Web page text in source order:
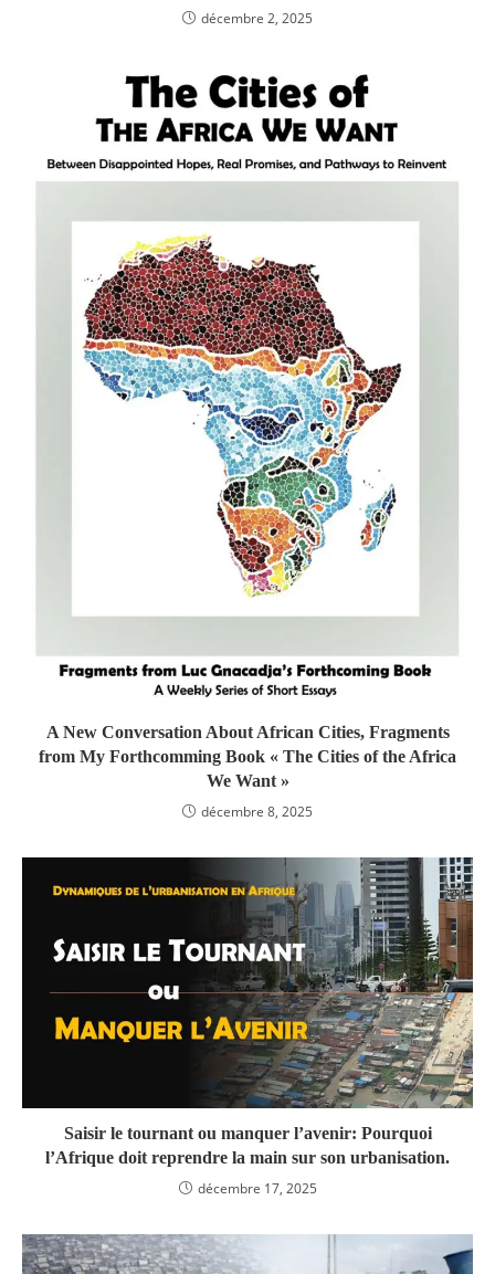
décembre 2, 2025
A New Conversation About African Cities, Fragments
from My Forthcomming Book « The Cities of the Africa
We Want »
décembre 8, 2025
Saisir le tournant ou manquer l’avenir: Pourquoi
l’Afrique doit reprendre la main sur son urbanisation.
décembre 17, 2025